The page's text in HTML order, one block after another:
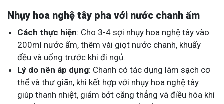
Nhụy hoa nghệ tây pha với nước chanh ấm
Cách thực hiện: Cho 3-4 sợi nhụy hoa nghệ tây vào
200ml nước ấm, thêm vài giọt nước chanh, khuấy
đều và uống trước khi đi ngủ.
Lý do nên áp dụng: Chanh có tác dụng làm sạch cơ
thể và thư giãn, khi kết hợp với nhụy hoa nghệ tây
giúp thanh nhiệt, giảm bớt căng thẳng và điều hòa khí